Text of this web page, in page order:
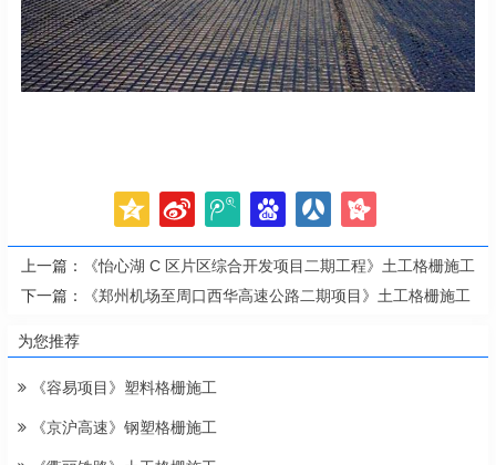
上一篇：
《怡心湖 C 区片区综合开发项目二期工程》土工格栅施工
下一篇：
《郑州机场至周口西华高速公路二期项目》土工格栅施工
为您推荐
《容易项目》塑料格栅施工
《京沪高速》钢塑格栅施工